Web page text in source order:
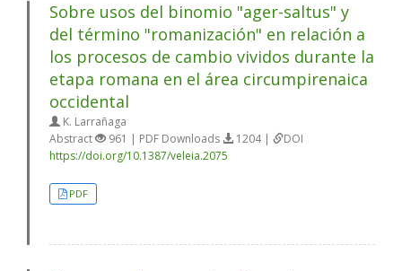
Sobre usos del binomio "ager-saltus" y
del término "romanización" en relación a
los procesos de cambio vividos durante la
etapa romana en el área circumpirenaica
occidental
K. Larrañaga
Abstract
961 | PDF Downloads 1204 |
DOI
https://doi.org/10.1387/veleia.2075
PDF